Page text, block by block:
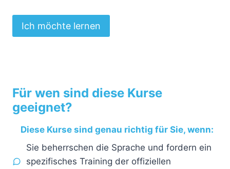
Ich möchte lernen
Für wen sind diese Kurse
geeignet?
Diese Kurse sind genau richtig für Sie, wenn:
Sie beherrschen die Sprache und fordern ein
spezifisches Training der offiziellen